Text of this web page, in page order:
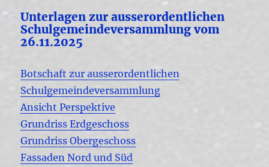
Unterlagen zur ausserordentlichen
Schulgemeindeversammlung vom
26.11.2025
Botschaft zur ausserordentlichen
Schulgemeindeversammlung
Ansicht Perspektive
Grundriss Erdgeschoss
Grundriss Obergeschoss
Fassaden Nord und Süd